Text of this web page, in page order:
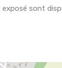
sont